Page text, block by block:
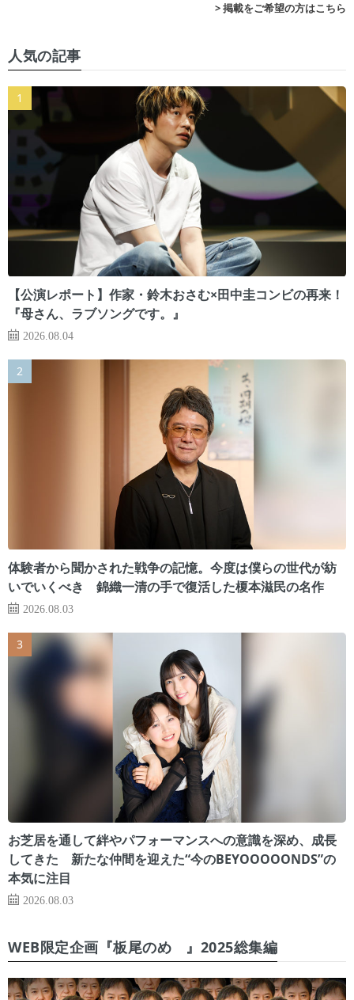
> 掲載をご希望の方はこちら
人気の記事
【公演レポート】作家・鈴木おさむ×田中圭コンビの再来！
『母さん、ラブソングです。』
2026.08.04
体験者から聞かされた戦争の記憶。今度は僕らの世代が紡
いでいくべき 錦織一清の手で復活した榎本滋民の名作
2026.08.03
お芝居を通して絆やパフォーマンスへの意識を深め、成長
してきた 新たな仲間を迎えた“今のBEYOOOOONDS”の
本気に注目
2026.08.03
WEB限定企画『板尾のめ゙』2025総集編